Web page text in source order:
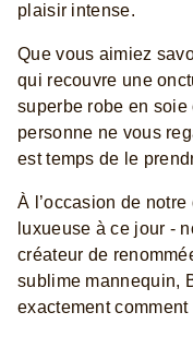
plaisir intense.
Que vous aimiez
qui recouvre une
superbe robe en
personne ne vous
est temps de le
À l’occasion de
luxueuse à ce jour -
créateur de
sublime mannequin,
exactement